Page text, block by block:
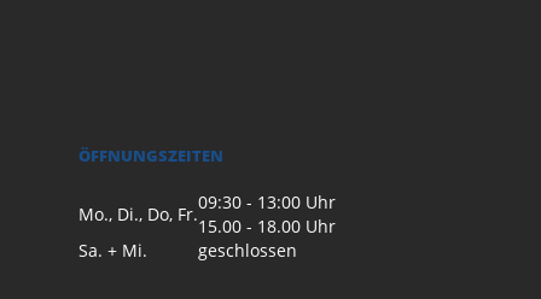
ÖFFNUNGSZEITEN
Mo., Di., Do, Fr.
09:30 - 13:00 Uhr
15.00 - 18.00 Uhr
Sa. + Mi.
geschlossen